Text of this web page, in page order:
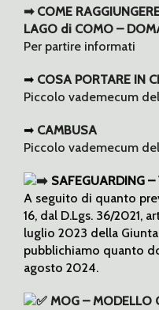
➡ COME
LAGO di COMO –
Per partire informati
➡ COSA PORTARE IN
Piccolo vademecum
➡ CAMBUSA
Piccolo vademecum
SAFEGUARDING
A seguito di quanto
16, dal D.Lgs. 36/2021,
luglio 2023 della
pubblichiamo quanto
agosto 2024.
MOG – MODELLO